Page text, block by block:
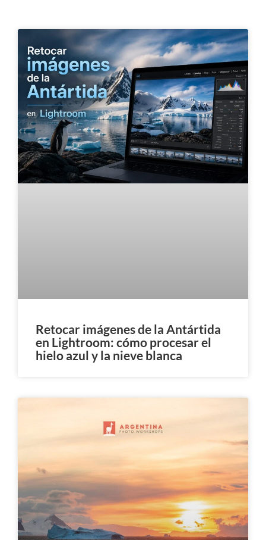
Retocar imágenes de la Antártida
en Lightroom: cómo procesar el
hielo azul y la nieve blanca